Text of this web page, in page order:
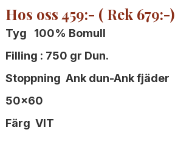
Hos oss 459:- ( Rek 679:-)
Tyg 100% Bomull
Filling : 750 gr Dun.
Stoppning Ank dun-Ank fjäder
50x60
Färg VIT